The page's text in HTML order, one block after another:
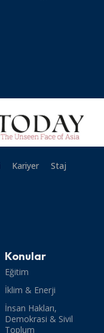
Kariyer
Staj
Konular
Eğitim
İklim & Enerji
İnsan Hakları,
Demokrasi & Sivil
Toplum